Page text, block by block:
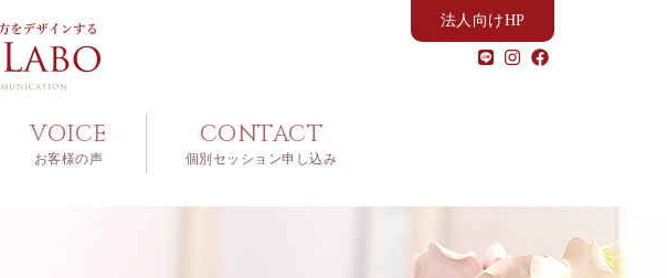
法人向けHP
VOICE
お客様の声
CONTACT
個別セッション申し込み